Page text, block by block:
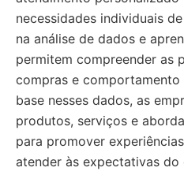
necessidades individuais
na análise de dados e
permitem compreender as
compras e comportamento
base nesses dados, as
produtos, serviços e
para promover
atender às expectativas do